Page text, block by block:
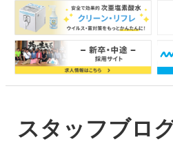
スタッフブロ